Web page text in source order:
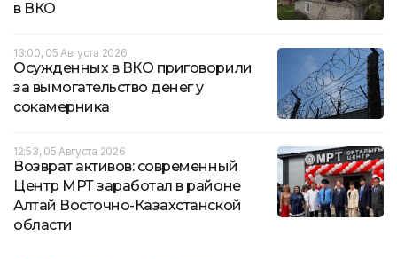
в ВКО
13:00, 05 Августа 2026
Осужденных в ВКО приговорили
за вымогательство денег у
сокамерника
12:53, 05 Августа 2026
Возврат активов: современный
Центр МРТ заработал в районе
Алтай Восточно-Казахстанской
области